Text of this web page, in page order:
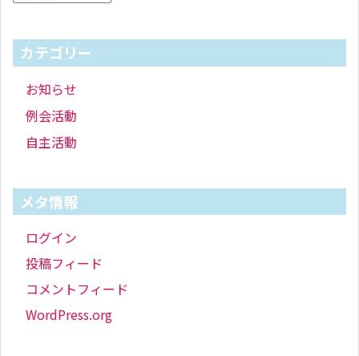
カテゴリー
お知らせ
例会活動
自主活動
メタ情報
ログイン
投稿フィード
コメントフィード
WordPress.org